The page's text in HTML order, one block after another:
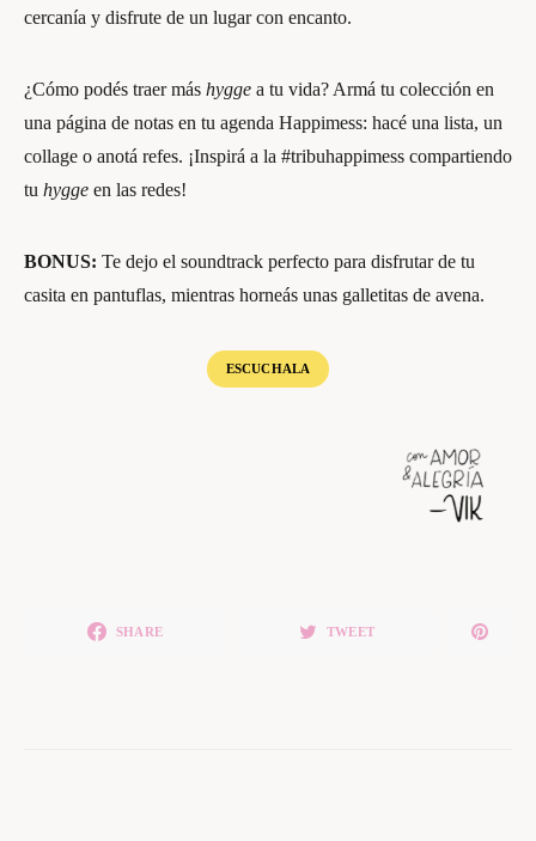
cercanía y disfrute de un lugar con encanto.
¿Cómo podés traer más hygge a tu vida? Armá tu colección en
una página de notas en tu agenda Happimess: hacé una lista, un
collage o anotá refes. ¡Inspirá a la #tribuhappimess compartiendo
tu hygge en las redes!
BONUS: Te dejo el soundtrack perfecto para disfrutar de tu
casita en pantuflas, mientras horneás unas galletitas de avena.
ESCUCHALA
SHARE TWEET